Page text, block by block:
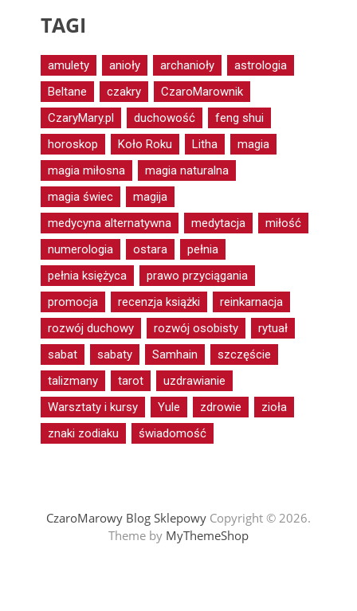
TAGI
amulety anioły archanioły
astrologia
Beltane
czakry
CzaroMarownik
CzaryMary.pl
duchowość
feng shui
horoskop
Koło Roku Litha
magia
magia miłosna
magia naturalna
magia świec
magija
medycyna alternatywna
medytacja
miłość
numerologia
ostara
pełnia
pełnia księżyca
prawo przyciągania
promocja
recenzja książki
reinkarnacja
rozwój duchowy
rozwój osobisty
rytuał
sabat
sabaty Samhain
szczęście
talizmany
tarot
uzdrawianie
Warsztaty i kursy
Yule zdrowie
zioła
znaki zodiaku
świadomość
CzaroMarowy Blog SklepowyCopyright © 2026.
Theme by MyThemeShop